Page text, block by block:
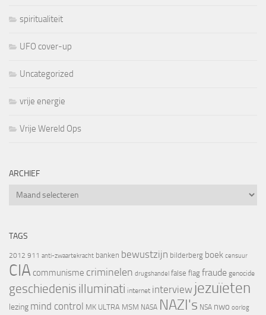
spiritualiteit
UFO cover-up
Uncategorized
vrije energie
Vrije Wereld Ops
ARCHIEF
Archief
TAGS
2012 911 anti-zwaartekracht banken bewustzijn bilderberg boek censuur
CIA communisme criminelen drugshandel false flag fraude genocide
geschiedenis illuminati internet interview jezuïeten
lezing mind control MK ULTRA MSM NASA NAZI's NSA nwo oorlog